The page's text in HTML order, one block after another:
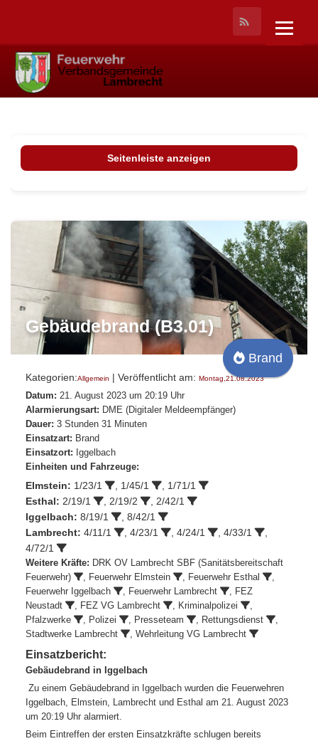
Gebäudebrand (B3.01)
Brand
Kategorien:Allgemein | Veröffentlicht am: Montag,21.08.2023
Datum: 21. August 2023 um 20:19 Uhr
Alarmierungsart: DME (Digitaler Meldeempfänger)
Dauer: 3 Stunden 31 Minuten
Einsatzart: Brand
Einsatzort: Iggelbach
Einheiten und Fahrzeuge:
Elmstein: 1/23/1 1/45/1
1/71/1
Esthal: 2/19/1 2/19/2
2/42/1
Iggelbach: 8/19/1
8/42/1
Lambrecht: 4/11/1 4/23/1 4/24/1 4/33/1
4/72/1
Weitere Kräfte: DRK OV Lambrecht SBF (Sanitätsbereitschaft
Feuerwehr)
, Feuerwehr Elmstein , Feuerwehr Esthal
,
Feuerwehr Iggelbach
, Feuerwehr Lambrecht
, FEZ
Neustadt
, FEZ VG Lambrecht , Kriminalpolizei
,
Pfalzwerke
, Polizei , Presseteam , Rettungsdienst
,
Stadtwerke Lambrecht
, Wehrleitung VG Lambrecht
Einsatzbericht:
Gebäudebrand in Iggelbach
Zu einem Gebäudebrand in Iggelbach wurden die Feuerwehren
Iggelbach, Elmstein, Lambrecht und Esthal am 21. August 2023
um 20:19 Uhr alarmiert.
Beim Eintreffen der ersten Einsatzkräfte schlugen bereits
Seitenleiste anzeigen